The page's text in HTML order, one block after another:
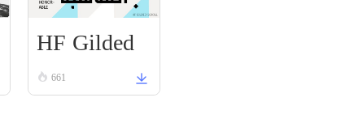
HF Gilded
Scroll
661